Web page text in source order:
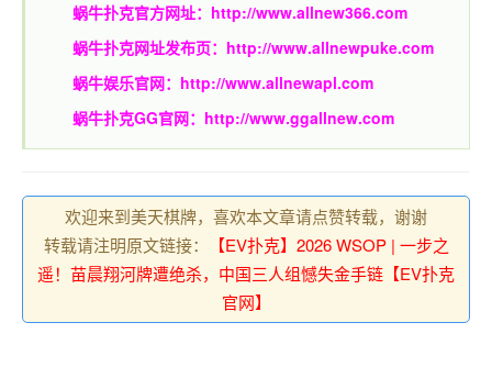
蜗牛扑克官方网址： http://www.allnew366.com
蜗牛扑克网址发布页： http://www.allnewpuke.com
蜗牛娱乐官网： http://www.allnewapl.com
蜗牛扑克GG官网： http://www.ggallnew.com
欢迎来到美天棋牌，喜欢本文章请点赞转载，谢谢
转载请注明原文链接：
【EV扑克】2026 WSOP | 一步之
遥！苗晨翔河牌遭绝杀，中国三人组憾失金手链【EV扑克
官网】